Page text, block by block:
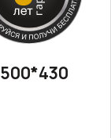
500*430